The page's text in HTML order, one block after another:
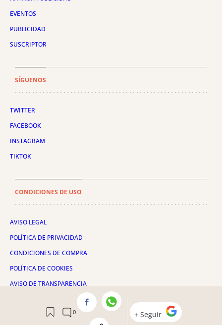
EVENTOS
PUBLICIDAD
SUSCRIPTOR
SÍGUENOS
TWITTER
FACEBOOK
INSTAGRAM
TIKTOK
CONDICIONES DE USO
AVISO LEGAL
POLÍTICA DE PRIVACIDAD
CONDICIONES DE COMPRA
POLÍTICA DE COOKIES
AVISO DE TRANSPARENCIA
ADMINISTRACIÓN UTIQ